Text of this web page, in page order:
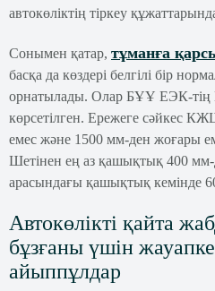
автокөліктің тіркеу
Сонымен қатар, тұманға
басқа да көздері белгілі бір
орнатылады. Олар БҰҰ ЕЭК-тің
көрсетілген. Ережеге сәйкес
емес және 1500 мм-ден жоғары
Шетінен ең аз қашықтық 400
арасындағы қашықтық кемінде
Автокөлікті қайта
бұзғаны үшін
айыппұлдар